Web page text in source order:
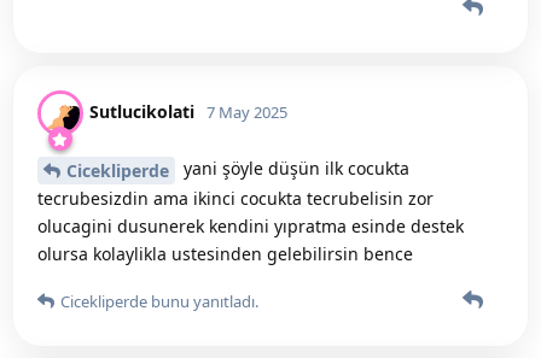
Sutlucikolati 7 May 2025
Cicekliperde
yani şöyle düşün ilk cocukta
tecrubesizdin ama ikinci cocukta tecrubelisin zor
olucagini dusunerek kendini yıpratma esinde destek
olursa kolaylikla ustesinden gelebilirsin bence
Cicekliperde bunu yanıtladı.